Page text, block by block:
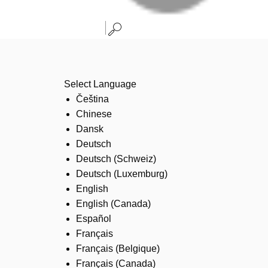
Select Language
Čeština
Chinese
Dansk
Deutsch
Deutsch (Schweiz)
Deutsch (Luxemburg)
English
English (Canada)
Español
Français
Français (Belgique)
Français (Canada)